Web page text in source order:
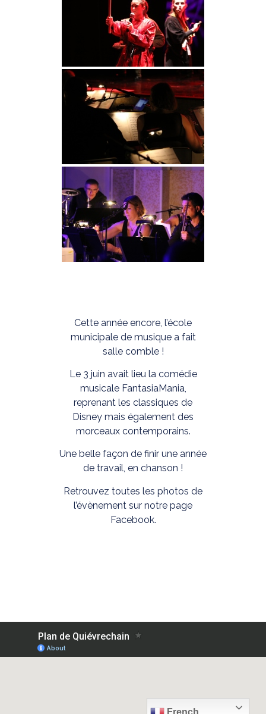
Cette année encore, l’école
municipale de musique a fait
salle comble !
Le 3 juin avait lieu la comédie
musicale FantasiaMania,
reprenant les classiques de
Disney mais également des
morceaux contemporains.
Une belle façon de finir une année
de travail, en chanson !
Retrouvez toutes les photos de
l’évènement sur notre page
Facebook.
French